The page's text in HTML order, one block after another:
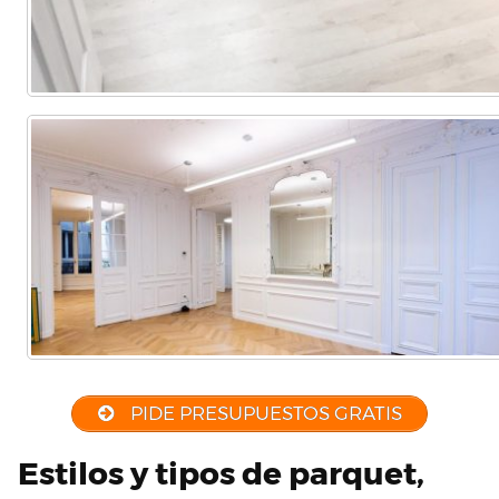
PIDE PRESUPUESTOS GRATIS
Estilos y tipos de parquet,